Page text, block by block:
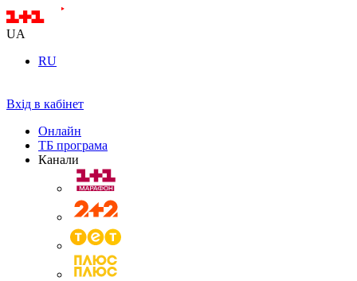
UA
RU
Вхід в кабінет
Онлайн
ТБ програма
Канали